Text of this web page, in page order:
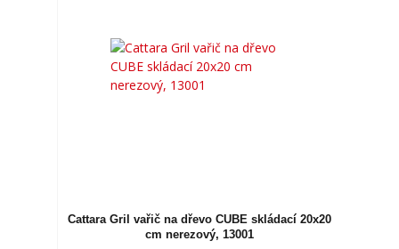
Cattara Gril vařič na dřevo CUBE skládací 20x20
cm nerezový, 13001